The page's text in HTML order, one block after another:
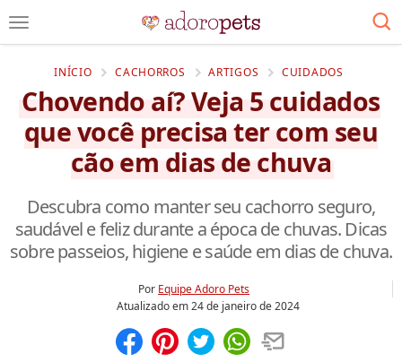
INÍCIO CACHORROS ARTIGOS CUIDADOS
Chovendo aí? Veja 5 cuidados
que você precisa ter com seu
cão em dias de chuva
Descubra como manter seu cachorro seguro,
saudável e feliz durante a época de chuvas. Dicas
sobre passeios, higiene e saúde em dias de chuva.
Por Equipe Adoro Pets
Atualizado em24 de janeiro de 2024